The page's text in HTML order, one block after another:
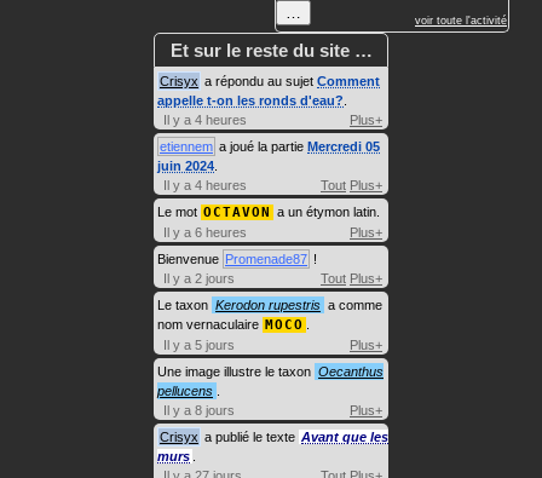
voir toute l'activité
Et sur le reste du site …
Crisyx a répondu au sujet Comment
appelle t-on les ronds d'eau?
Il y a 4 heures
Plus+
etiennem a joué la partie Mercredi 05
juin 2024
Il y a 4 heures
Tout Plus+
Le mot OCTAVON a un étymon latin.
Il y a 6 heures
Plus+
Bienvenue Promenade87 !
Il y a 2 jours
Tout Plus+
Le taxon Kerodon rupestris a comme
nom vernaculaire MOCO
Il y a 5 jours
Plus+
Une image illustre le taxon Oecanthus
pellucens
Il y a 8 jours
Plus+
Crisyx a publié le texte Avant que les
murs